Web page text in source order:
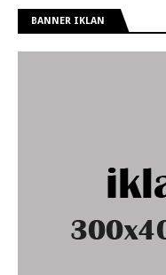
BANNER IKLAN